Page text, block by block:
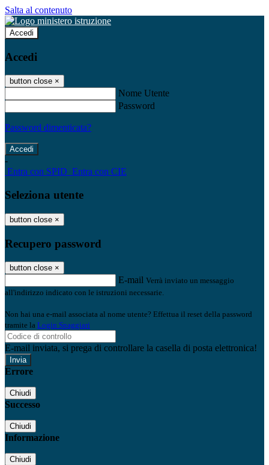
Salta al contenuto
Accedi
Accedi
button close ×
Nome Utente
Password
Password dimenticata?
-
Entra con SPID Entra con CIE
Seleziona utente
button close ×
Recupero password
button close ×
E-mail Verrà inviato un messaggio
all'indirizzo indicato con le istruzioni necessarie.
Non hai una e-mail associata al nome utente? Effettua il reset della password
tramite la Login Spaggiari
E-mail inviata, si prega di controllare la casella di posta elettronica!
Errore
Chiudi
Successo
Chiudi
Informazione
Chiudi